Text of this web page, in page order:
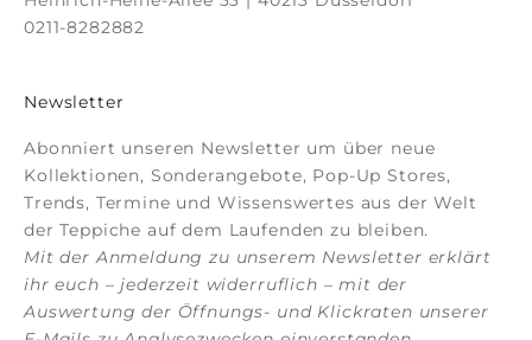
0211-8282882
Newsletter
Abonniert unseren Newsletter um über neue
Kollektionen, Sonderangebote, Pop-Up Stores,
Trends, Termine und Wissenswertes aus der Welt
der Teppiche auf dem Laufenden zu bleiben.
Mit der Anmeldung zu unserem Newsletter erklärt
ihr euch – jederzeit widerruflich – mit der
Auswertung der Öffnungs- und Klickraten unserer